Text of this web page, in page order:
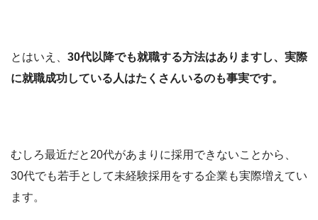
とはいえ、 30代以降でも就職する方法はありますし、実際
に就職成功している人はたくさんいるのも事実です。
むしろ最近だと20代があまりに採用できないことから、
30代でも若手として未経験採用をする企業も実際増えてい
ます。